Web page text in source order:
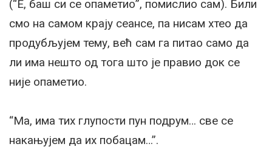
(“Е, баш си се опаметио”, помислио сам). Били
смо на самом крају сеансе, па нисам хтео да
продубљујем тему, већ сам га питао само да
ли има нешто од тога што је правио док се
није опаметио.
“Ма, има тих глупости пун подрум… све се
накањујем да их побацам…”.